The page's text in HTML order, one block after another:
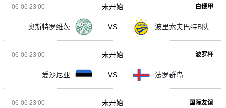
06-06 23:00 白俄甲
奥斯特罗维茨 VS 波里索夫巴特B队
未开始
06-06 23:00 波罗杯
爱沙尼亚 VS 法罗群岛
未开始
06-06 23:00 国际友谊
未开始